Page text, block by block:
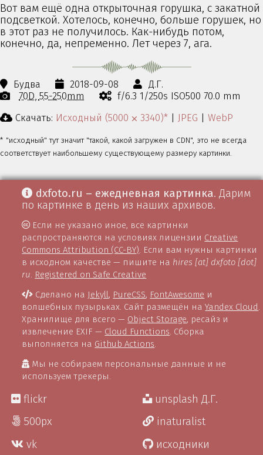
Вот вам ещё одна открыточная горушка, с закатной
подсветкой. Хотелось, конечно, больше горушек, но
в этот раз не получилось. Как-нибудь потом,
конечно, да, непременно. Лет через 7, ага.
Будва 2018-09-08
Д.Г.
70D 55-250mm
f/6.3 1/250s ISO500 70.0 mm
Скачать: Исходный (5000 ⨉ 3340)* JPEG WebP
* "исходный" тут значит "такой, какой загружен в CDN", это не всегда
соответствует наибольшему существующему размеру картинки.
dxfoto.ru – ежедневная картинка. Дарим
по картинке в день из наших архивов.
Если не указано иное, все картинки
распространяются на условиях лицензии Creative
Commons Attribution (CC-BY). Если вам нужны картинки
в исходном качестве — пишите на hires [at] dxfoto [dot]
ru. Registered on Safe Creative
Сделано на Jekyll, PureCSS, FontAwesome и
волшебных пузырьках. Сайт размещён наYandex Cloud.
Хранилище для всего — Object Storage, ресайз и
извлечение EXIF — Cloud Functions. Сборка
выполняется на Github Actions.
Мы не собираем персональные данные и не
используем трекеры.
flickr
500px
vk
unsplash Д.Г.
inaturalist
исходники